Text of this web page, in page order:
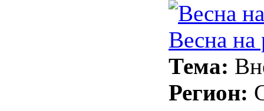
Весна
Тема:
Регион: